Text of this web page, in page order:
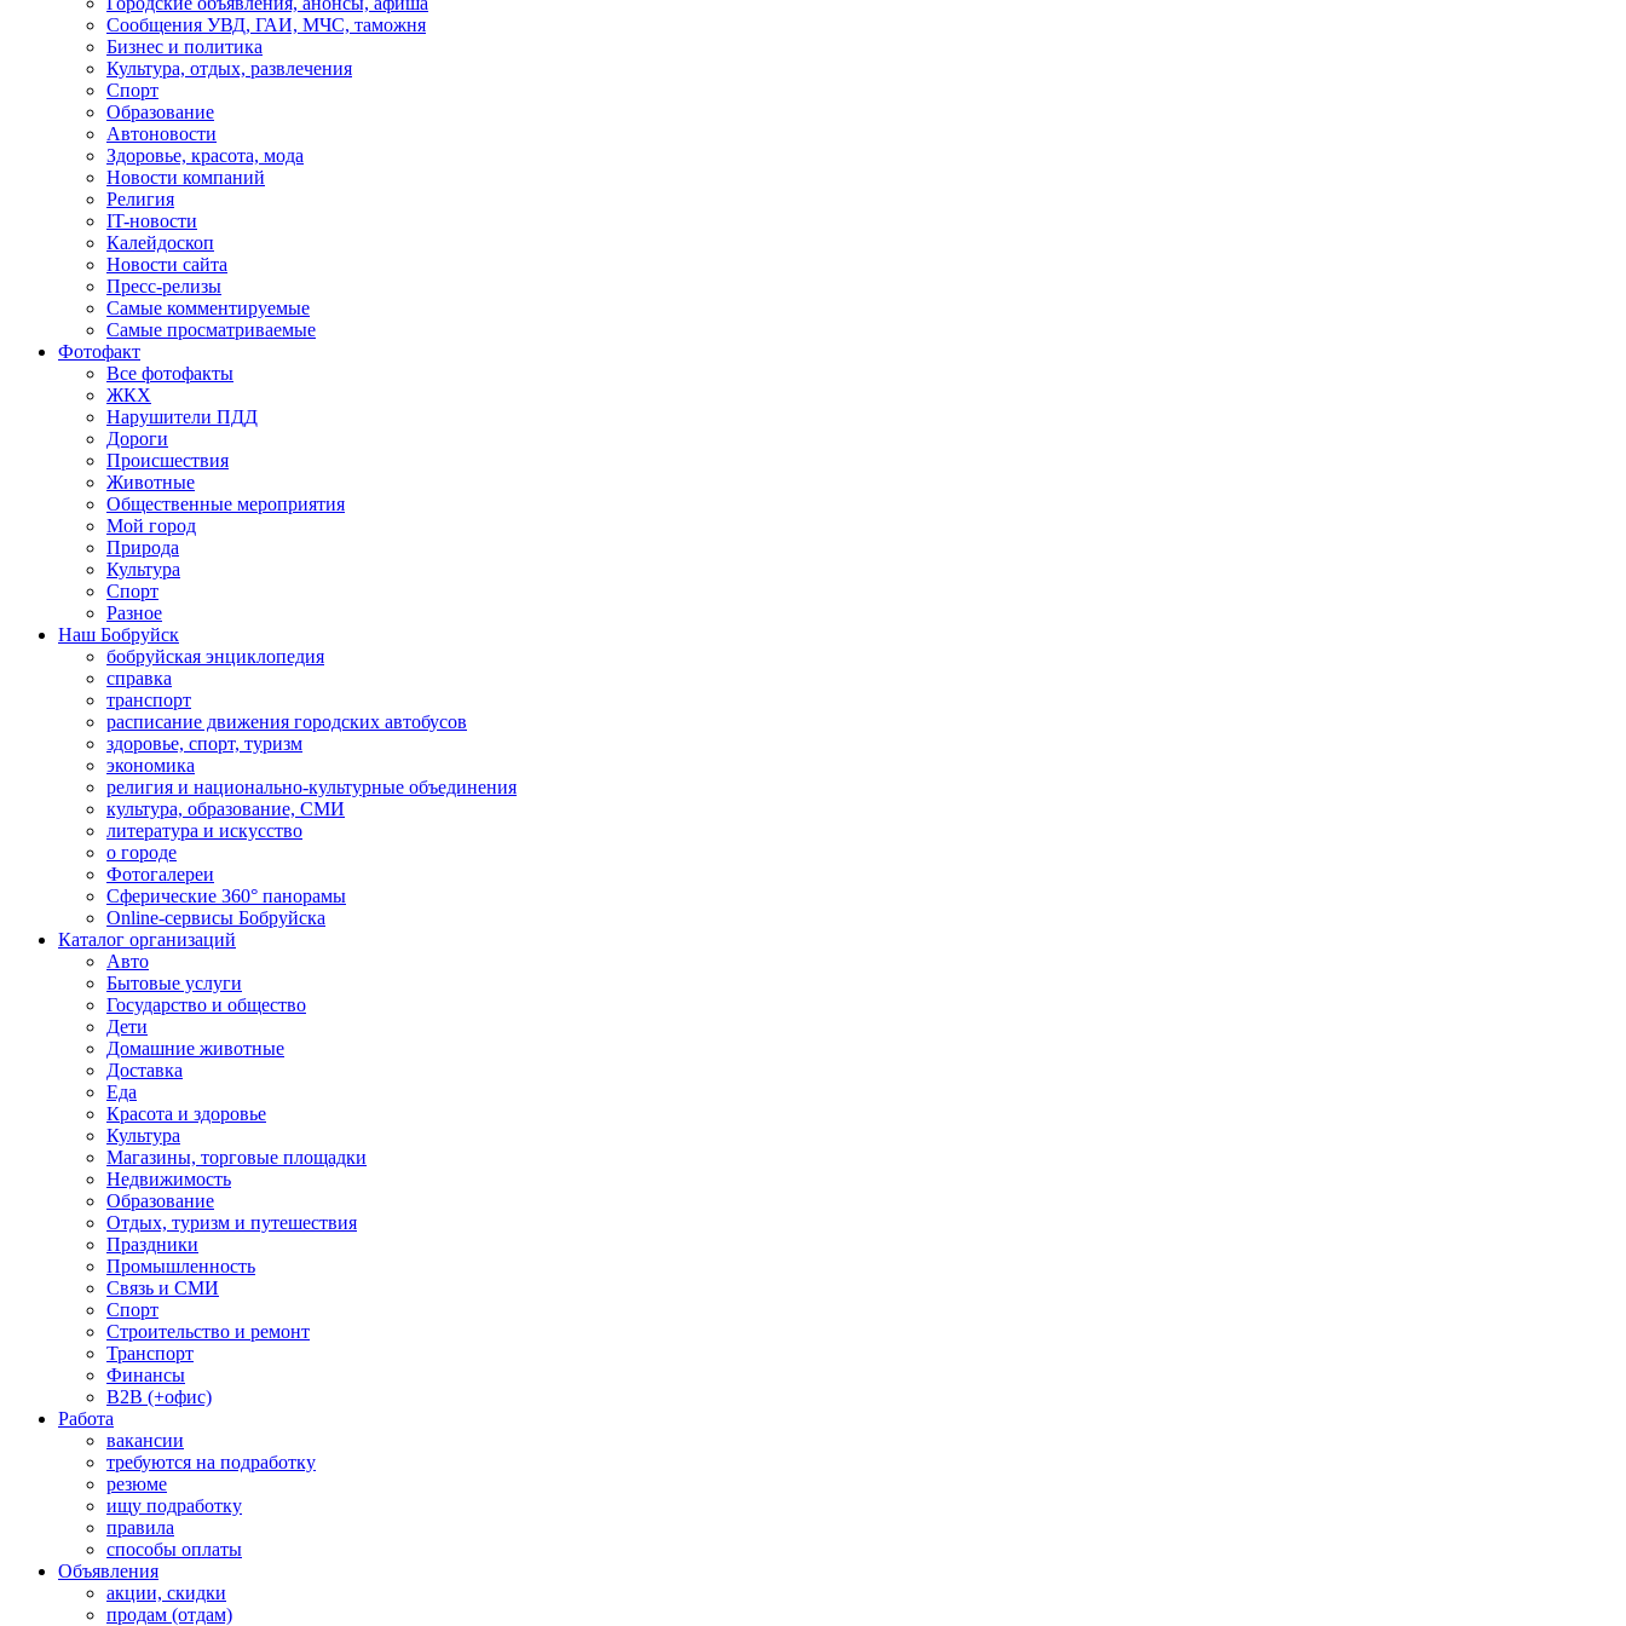
Сообщения УВД, ГАИ, МЧС, таможня
Бизнес и политика
Культура, отдых, развлечения
Спорт
Образование
Автоновости
Здоровье, красота, мода
Новости компаний
Религия
IT-новости
Калейдоскоп
Новости сайта
Пресс-релизы
Самые комментируемые
Самые просматриваемые
Фотофакт
Все фотофакты
ЖКХ
Нарушители ПДД
Дороги
Происшествия
Животные
Общественные мероприятия
Мой город
Природа
Культура
Спорт
Разное
Наш Бобруйск
бобруйская энциклопедия
справка
транспорт
расписание движения городских автобусов
здоровье, спорт, туризм
экономика
религия и национально-культурные объединения
культура, образование, СМИ
литература и искусство
о городе
Фотогалереи
Сферические 360° панорамы
Online-сервисы Бобруйска
Каталог организаций
Авто
Бытовые услуги
Государство и общество
Дети
Домашние животные
Доставка
Еда
Красота и здоровье
Культура
Магазины, торговые площадки
Недвижимость
Образование
Отдых, туризм и путешествия
Праздники
Промышленность
Связь и СМИ
Спорт
Строительство и ремонт
Транспорт
Финансы
B2B (+офис)
Работа
вакансии
требуются на подработку
резюме
ищу подработку
правила
способы оплаты
Объявления
акции, скидки
продам (отдам)